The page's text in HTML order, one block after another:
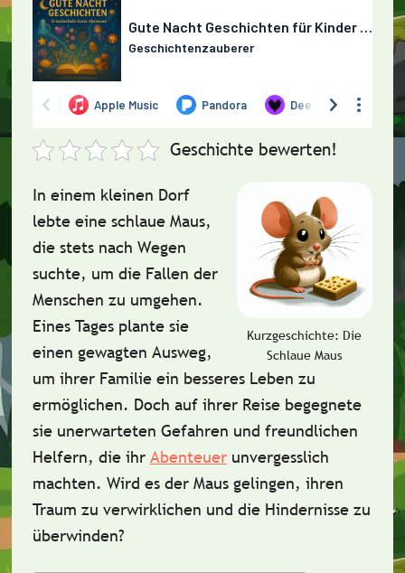
Geschichte bewerten!
Kurzgeschichte: Die
Schlaue Maus
In einem kleinen Dorf
lebte eine schlaue Maus,
die stets nach Wegen
suchte, um die Fallen der
Menschen zu umgehen.
Eines Tages plante sie
einen gewagten Ausweg,
um ihrer Familie ein besseres Leben zu
ermöglichen. Doch auf ihrer Reise begegnete
sie unerwarteten Gefahren und freundlichen
Helfern, die ihr Abenteuerunvergesslich
machten. Wird es der Maus gelingen, ihren
Traum zu verwirklichen und die Hindernisse zu
überwinden?